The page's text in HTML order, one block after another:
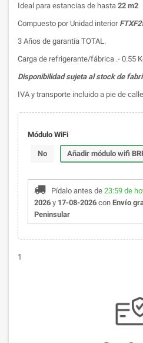
Ideal para estancias de hasta 22 m2
Compuesto por Unidad interior
3 Años de garantía TOTAL.
Carga de refrigerante/fábrica .- 0.55
Disponibilidad sujeta al stock de
IVA y transporte incluido a pie de
Módulo WiFi
No Añadir módulo wifi
Pídalo antes de 23:59 de
2026y 17-08-2026 con Envío
Peninsular
1